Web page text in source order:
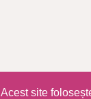
Acest site